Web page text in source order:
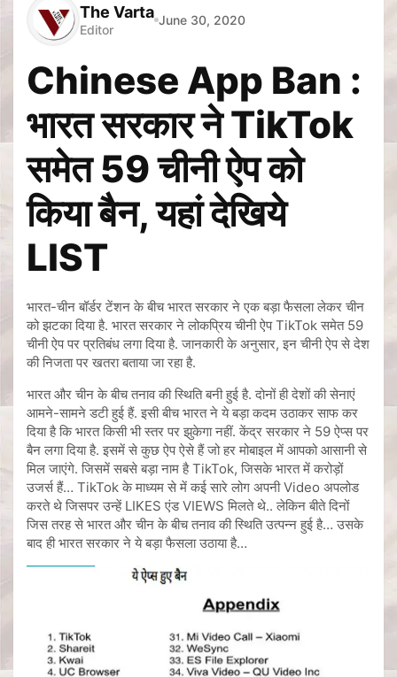
The Varta
Editor
June 30, 2020
Chinese App Ban :
भारत सरकार ने TikTok
समेत 59 चीनी ऐप को
किया बैन, यहां देखिये
LIST
भारत-चीन बॉर्डर टेंशन के बीच भारत सरकार ने एक बड़ा फैसला लेकर चीन
को झटका दिया है. भारत सरकार ने लोकप्रिय चीनी ऐप TikTok समेत 59
चीनी ऐप पर प्रतिबंध लगा दिया है. जानकारी के अनुसार, इन चीनी ऐप से देश
की निजता पर खतरा बताया जा रहा है.
भारत और चीन के बीच तनाव की स्थिति बनी हुई है. दोनों ही देशों की सेनाएं
आमने-सामने डटी हुई हैं. इसी बीच भारत ने ये बड़ा कदम उठाकर साफ कर
दिया है कि भारत किसी भी स्तर पर झुकेगा नहीं. केंद्र सरकार ने 59 ऐप्स पर
बैन लगा दिया है. इसमें से कुछ ऐप ऐसे हैं जो हर मोबाइल में आपको आसानी से
मिल जाएंगे. जिसमें सबसे बड़ा नाम है TikTok, जिसके भारत में करोड़ों
उजर्स हैं… TikTok के माध्यम से में कई सारे लोग अपनी Video अपलोड
करते थे जिसपर उन्हें LIKES एंड VIEWS मिलते थे.. लेकिन बीते दिनों
जिस तरह से भारत और चीन के बीच तनाव की स्थिति उत्पन्न हुई है… उसके
बाद ही भारत सरकार ने ये बड़ा फैसला उठाया है…